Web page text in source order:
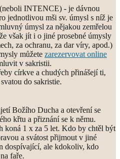
(neboli INTENCE) - je dávnou
jednotlivou mši sv. úmysl s níž je
úmysl za nějakou zemřelou
však jít i o jiné prosebné úmysly
za ochranu, za dar víry, apod.)
můžete zarezervovat online
v sakristii.
církve a chudých přinášejí ti,
do sakristie.
Božího Ducha a otevření se
křtu a přiznání se k němu.
koná 1 x za 5 let. Kdo by chtěl být
a svátost přijmout v jiné
dospívající, ale kdokoliv, kdo
faře.